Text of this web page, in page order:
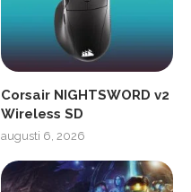
Corsair NIGHTSWORD v2
Wireless SD
augusti 6, 2026